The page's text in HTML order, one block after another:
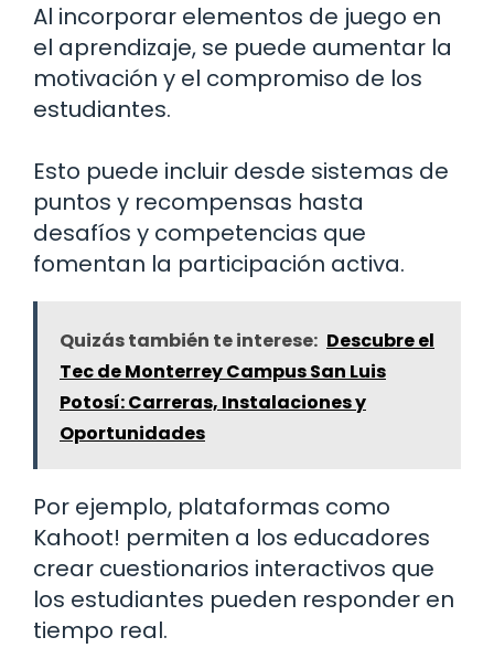
Al incorporar elementos de juego en
el aprendizaje, se puede aumentar la
motivación y el compromiso de los
estudiantes.
Esto puede incluir desde sistemas de
puntos y recompensas hasta
desafíos y competencias que
fomentan la participación activa.
Quizás también te interese: Descubre el
Tec de Monterrey Campus San Luis
Potosí: Carreras, Instalaciones y
Oportunidades
Por ejemplo, plataformas como
Kahoot! permiten a los educadores
crear cuestionarios interactivos que
los estudiantes pueden responder en
tiempo real.